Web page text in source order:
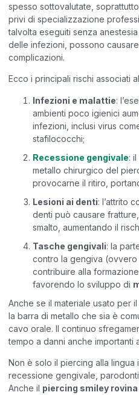
spesso sottovalutate,
privi di specializzazione
talvolta eseguiti senza
delle infezioni, possono
complicazioni.
Ecco i principali rischi associati
Infezioni e malattie:
ambienti poco igienici
infezioni, inclusi virus
stafilococchi;
Recessione gengivale:
metallo chirurgico del
provocarne il ritiro,
Lesioni ai denti: l’attrito
denti può causare
smalto, aumentando il
Tasche gengivali: la
contro la gengiva (ovvero
contribuire alla
favorendo lo sviluppo di
Anche se il materiale usato per
la barra di metallo che sia è
cavo orale. Il continuo
tempo a danni anche importanti
Non è solo il piercing alla lingua
recessione gengivale,
Anche il piercing smiley rovina